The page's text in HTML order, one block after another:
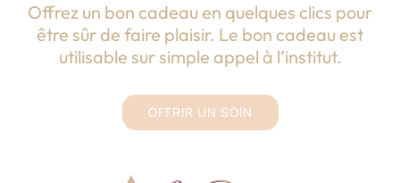
Offrez un bon cadeau en quelques clics pour
être sûr de faire plaisir. Le bon cadeau est
utilisable sur simple appel à l’institut.
OFFRIR UN SOIN